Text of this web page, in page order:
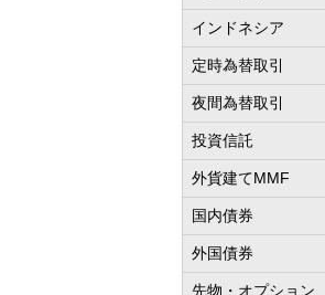
インドネシア
定時為替取引
夜間為替取引
投資信託
外貨建てMMF
国内債券
外国債券
先物・オプション